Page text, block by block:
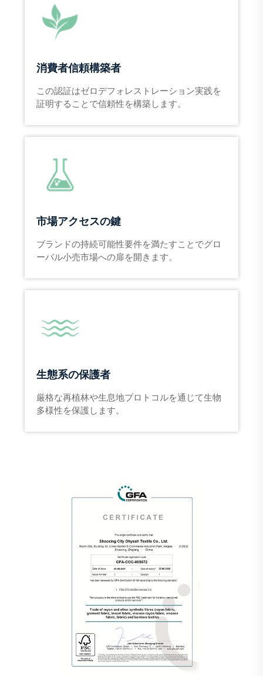
消費者信頼構築者
この認証はゼロデフォレストレーション実践を
証明することで信頼性を構築します。
市場アクセスの鍵
ブランドの持続可能性要件を満たすことでグロ
ーバル小売市場への扉を開きます。
生態系の保護者
厳格な再植林や生息地プロトコルを通じて生物
多様性を保護します。